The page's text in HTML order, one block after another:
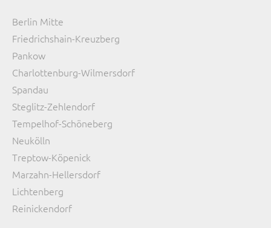
Navigation
überspringen
Berlin Mitte
Friedrichshain-Kreuzberg
Pankow
Charlottenburg-Wilmersdorf
Spandau
Steglitz-Zehlendorf
Tempelhof-Schöneberg
Neukölln
Treptow-Köpenick
Marzahn-Hellersdorf
Lichtenberg
Reinickendorf